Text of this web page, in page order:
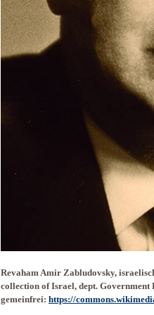
Revaham Amir Zabludovsky,
collection of Israel, dept. Government
gemeinfrei: https://